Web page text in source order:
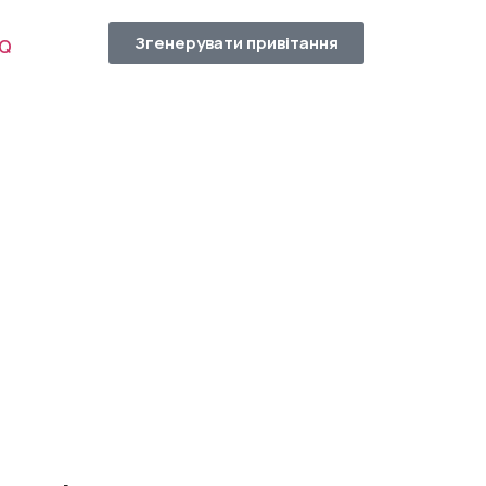
Згенерувати привітання